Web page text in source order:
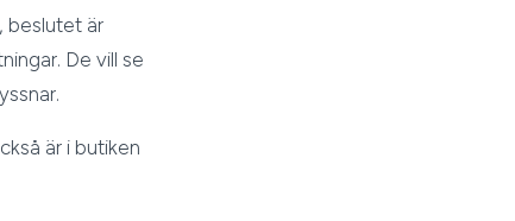
beslutet är
De vill se
är i butiken